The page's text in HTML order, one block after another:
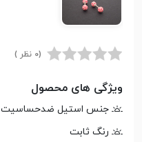
(0 نظر )
ویژگی های محصول
جنس استیل ضدحساسیت
رنگ ثابت